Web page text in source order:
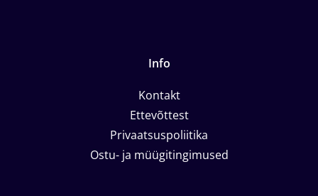
Info
Kontakt
Ettevõttest
Privaatsuspoliitika
Ostu- ja müügitingimused